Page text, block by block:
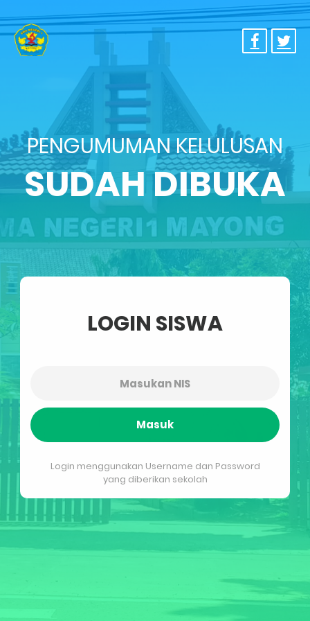
PENGUMUMAN KELULUSAN
SUDAH DIBUKA
LOGIN SISWA
Masuk
Login menggunakan Username dan Password
yang diberikan sekolah